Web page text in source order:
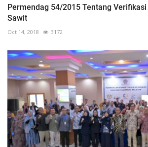
Permendag 54/2015 Tentang Verifikasi
Sawit
Oct 14, 2018 3172